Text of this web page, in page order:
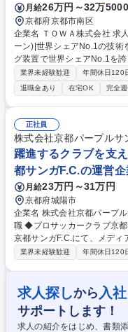
月給26万円～32万
京都府京都市南区
企業名 ＴＯＷＡ株式会社 求人名 [京都]物流/出荷管理(フォークリフト/クレ
ーン)|世界シェアNo.1の技術を支える 仕事の内容 半導
グ装置で世界シェアNo.1を
用いる精密金型)や社内便の
フォークリフト・大型クレー
様への輸送のためや、別工
ための受け入れ) ●製品や社
配、梱包、開梱等) ●簡単な
途に京都東事業所(宇治田原
がございます。 募集職種 [京都]物流/出荷管理(フォークリフト/クレーン)|
世界シェアNo.1の技術を支
業界未経験歓迎 年間休日120
退職金あり
在宅OK 完全
正社員
株式会社京都パープルサ
躍進するクラブを支
都サンガF.C.の運営
月給23万円～31万円
京都府城陽市
企業名 株式会社京都パープルサンガ 求人名 躍進するクラ
職 ◆プロサッカークラブ京都サンガF.C.
京都サンガF.C.にて、メディ
S（Instagram/TikTok等）の
報部門の強化を図る募集で
執筆に加え、XやTikTok等を
ご担当いただきます。その
ト出演調整などもお任せし
に業務は内製で行う環境です。 募集職種 躍進するクラブを支える
業界未経験歓迎 年間休日120
求人探しから 入
サポートします！
求人の紹介をはじめ、書類